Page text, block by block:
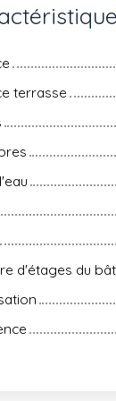
terrasse
d'étages du